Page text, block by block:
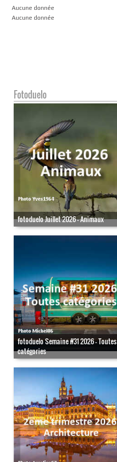
Aucune donnée
Aucune donnée
Fotoduelo
fotoduelo Juillet 2026 - Animaux
fotoduelo Semaine #31 2026 - Toutes
catégories